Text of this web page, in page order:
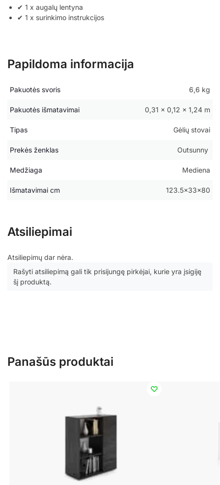
✔ 1 x augalų lentyna
✔ 1 x surinkimo instrukcijos
Papildoma informacija
Pakuotės svoris 6,6 kg
Pakuotės išmatavimai 0,31 × 0,12 × 1,24 m
Tipas Gėlių stovai
Prekės ženklas Outsunny
Medžiaga Mediena
Išmatavimai cm 123.5x33x80
Atsiliepimai
Atsiliepimų dar nėra.
Rašyti atsiliepimą gali tik prisijungę pirkėjai, kurie yra įsigiję
šį produktą.
Panašūs produktai